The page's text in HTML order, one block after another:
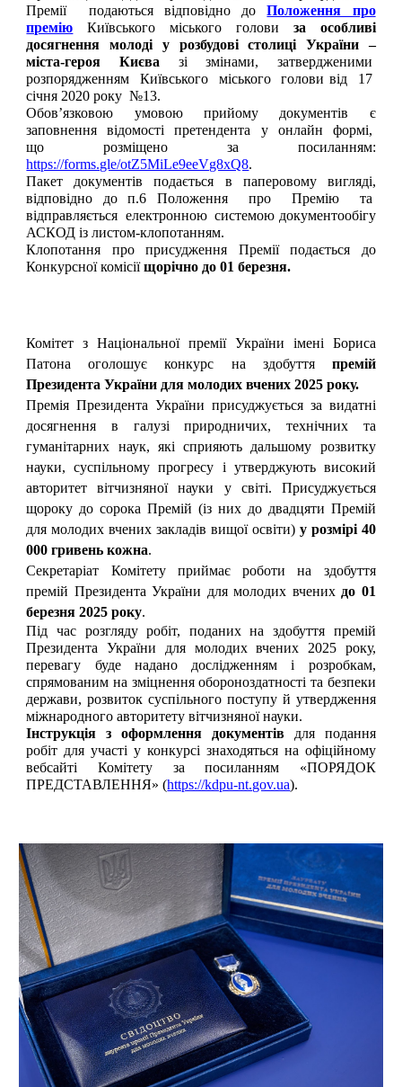
Премії подаються відповідно доПоложення про
премію Київського міського голови за особливі
досягнення молоді у розбудові столиці України
–
міста-героя Києва зі змінами, затвердженими
розпорядженням Київського міського голови від 17
січня 2020 року №13.
Обов’язковою умовою прийому документів є
заповнення відомості претендента у онлайн формі,
що розміщено за посиланням:
https://forms.gle/otZ5MiLe9eeVg8xQ8.
Пакет документів подається в паперовому вигляді,
відповідно до п.6 Положення про Премію та
відправляється електронною системою документообігу
АСКОД із листом-клопотанням.
Клопотання про присудження Премії подається до
Конкурсної комісіїщорічно до 01 березня.
Комітет з Національної премії України імені Бориса
Патона оголошує конкурс на здобуття премій
Президента України для молодих вчених 2025 року.
Премія Президента України присуджується за видатні
досягнення в галузі природничих, технічних та
гуманітарних наук, які сприяють дальшому розвитку
науки, суспільному прогресу і утверджують високий
авторитет вітчизняної науки у світі. Присуджується
щороку до сорока Премій (із них до двадцяти Премій
для молодих вчених закладів вищої освіти) у розмірі 40
000 гривень кожна.
Секретаріат Комітету приймає роботи на здобуття
премій Президента України для молодих вчених до 01
березня 2025 року.
Під час розгляду робіт, поданих на здобуття премій
Президента України для молодих вчених 2025 року,
перевагу буде надано дослідженням і розробкам,
спрямованим на зміцнення обороноздатності та безпеки
держави, розвиток суспільного поступу й утвердження
міжнародного авторитету вітчизняної науки.
Інструкція з оформлення документівдля подання
робіт для участі у конкурсі знаходяться на офіційному
вебсайті Комітету за посиланням «ПОРЯДОК
ПРЕДСТАВЛЕННЯ» (https://kdpu-nt.gov.ua).